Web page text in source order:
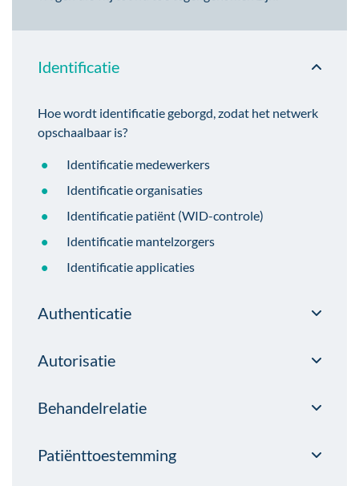
Identificatie
Hoe wordt identificatie geborgd, zodat het netwerk
opschaalbaar is?
Identificatie medewerkers
Identificatie organisaties
Identificatie patiënt (WID-controle)
Identificatie mantelzorgers
Identificatie applicaties
Authenticatie
Autorisatie
Behandelrelatie
Patiënttoestemming